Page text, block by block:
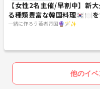
【女性2名主催/早割中】新
る種類豊富な韓国料理🇰🇷🍽を
こう🐱🐱🎶20代30代限定
一緒に作ろう若者帝国🔮🪄︎︎✨
他のイ